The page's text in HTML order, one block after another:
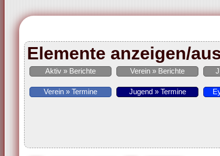
Elemente anzeigen/
Aktiv » Berichte Verein » Berichte
Verein » Termine Jugend » Termine